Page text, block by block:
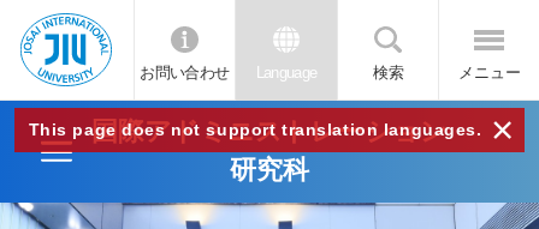
JIU
城西
お問い合わせ Language 検索 メニュー
This page does not support translation languages. ×
国際アドミニストレーション
研究科